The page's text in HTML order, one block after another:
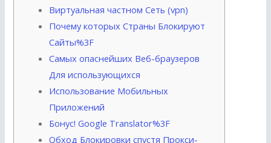
Виртуальная частном Сеть (vpn)
Почему которых Страны Блокируют
Сайты%3F
Самых опаснейших Веб-браузеров
Для использующихся
Использование Мобильных
Приложений
Бонус! Google Translator%3F
Обход Блокировки спустя Прокси-